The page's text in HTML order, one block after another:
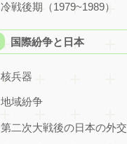
冷戦後期（1979~1989）
国際紛争と日本
核兵器
地域紛争
第二次大戦後の日本の外交